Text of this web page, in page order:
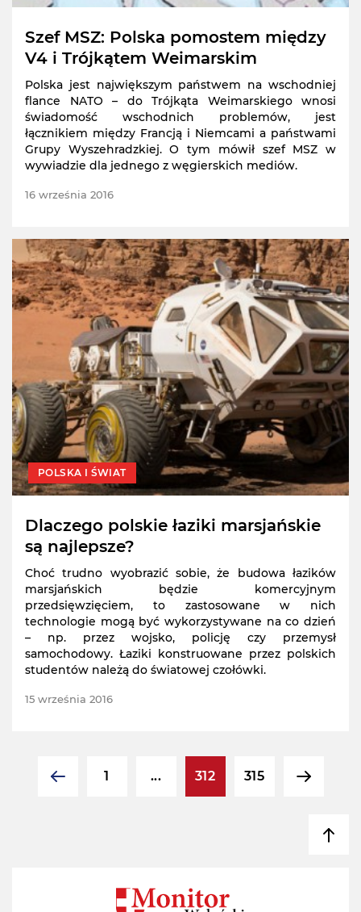
Szef MSZ: Polska pomostem między
V4 i Trójkątem Weimarskim
Polska jest największym państwem na wschodniej
flance NATO – do Trójkąta Weimarskiego wnosi
świadomość wschodnich problemów, jest
łącznikiem między Francją i Niemcami a państwami
Grupy Wyszehradzkiej. O tym mówił szef MSZ w
wywiadzie dla jednego z węgierskich mediów.
16 września 2016
POLSKA I ŚWIAT
Dlaczego polskie łaziki marsjańskie
są najlepsze?
Choć trudno wyobrazić sobie, że budowa łazików
marsjańskich będzie komercyjnym
przedsięwzięciem, to zastosowane w nich
technologie mogą być wykorzystywane na co dzień
– np. przez wojsko, policję czy przemysł
samochodowy. Łaziki konstruowane przez polskich
studentów należą do światowej czołówki.
15 września 2016
1 ... 312 315